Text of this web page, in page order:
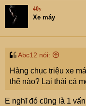
t
n
s
40y
Xe máy
Abc12 nói:
Hàng chục triệu xe
thế nào? Lại thải cả
E nghĩ đó cũng là 1